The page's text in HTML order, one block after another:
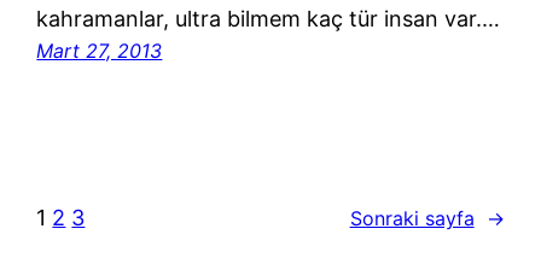
kahramanlar, ultra bilmem kaç tür insan var.…
Mart 27, 2013
1 2 3 Sonraki sayfa →